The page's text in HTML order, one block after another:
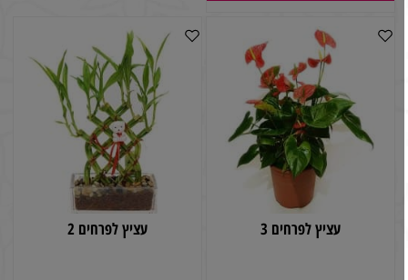
עציץ לפרחים 3 עציץ לפרחים 2